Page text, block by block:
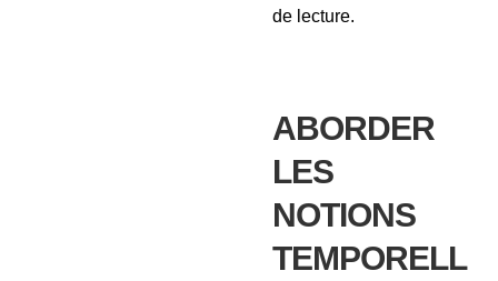
de lecture.
ABORDER
LES
NOTIONS
TEMPORELL